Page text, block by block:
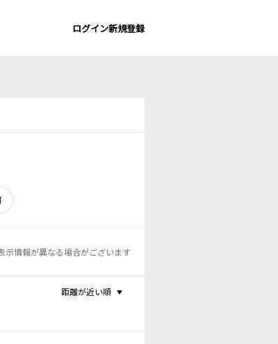
ログイン新規登録
示情報が異なる場合がございます
距離が近い順